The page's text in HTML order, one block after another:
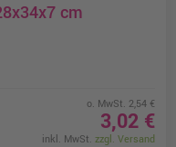
cm
o. MwSt. 2,54 €
3,02 €
inkl. MwSt. zzgl. Versand